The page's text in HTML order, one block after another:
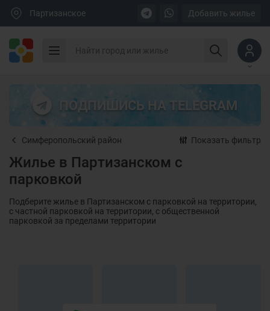
Партизанское Добавить жилье
ПОДПИШИСЬ НА TELEGRAM
Симферопольский район Показать фильтр
Жилье в Партизанском с
парковкой
Подберите жилье в Партизанском с парковкой на территории,
с частной парковкой на территории, с общественной
парковкой за пределами территории